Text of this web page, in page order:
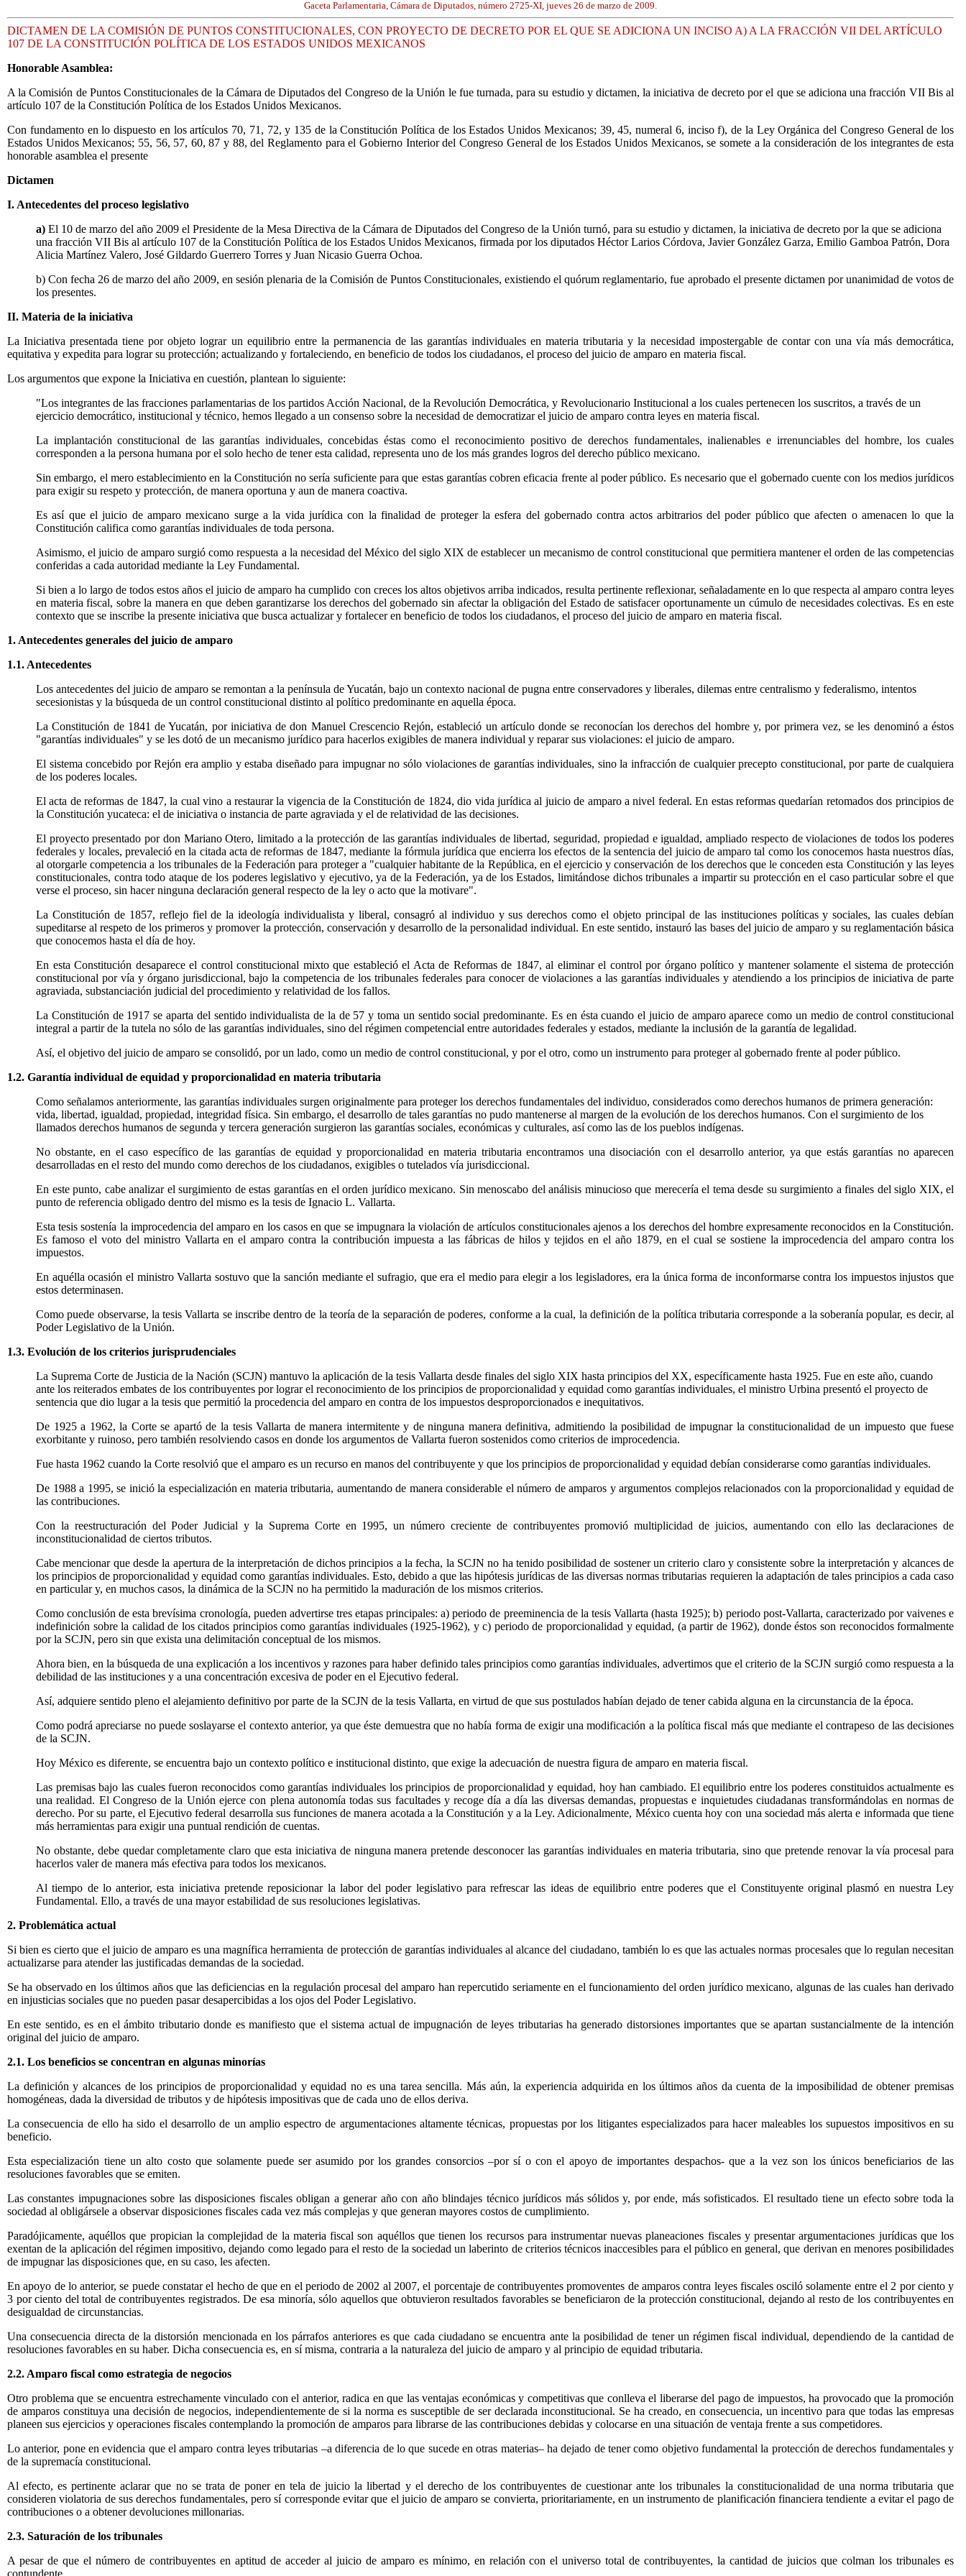
Gaceta Parlamentaria, Cámara de Diputados, número 2725-XI, jueves 26 de marzo de 2009.
DICTAMEN DE LA COMISIÓN DE PUNTOS CONSTITUCIONALES, CON PROYECTO DE DECRETO POR EL QUE SE ADICIONA UN INCISO A) A LA FRACCIÓN VII DEL ARTÍCULO
107 DE LA CONSTITUCIÓN POLÍTICA DE LOS ESTADOS UNIDOS MEXICANOS
Honorable Asamblea:
A la Comisión de Puntos Constitucionales de la Cámara de Diputados del Congreso de la Unión le fue turnada, para su estudio y dictamen, la iniciativa de decreto por el que se adiciona una fracción VII Bis al
artículo 107 de la Constitución Política de los Estados Unidos Mexicanos.
Con fundamento en lo dispuesto en los artículos 70, 71, 72, y 135 de la Constitución Política de los Estados Unidos Mexicanos; 39, 45, numeral 6, inciso f), de la Ley Orgánica del Congreso General de los
Estados Unidos Mexicanos; 55, 56, 57, 60, 87 y 88, del Reglamento para el Gobierno Interior del Congreso General de los Estados Unidos Mexicanos, se somete a la consideración de los integrantes de esta
honorable asamblea el presente
Dictamen
I. Antecedentes del proceso legislativo
a) El 10 de marzo del año 2009 el Presidente de la Mesa Directiva de la Cámara de Diputados del Congreso de la Unión turnó, para su estudio y dictamen, la iniciativa de decreto por la que se adiciona
una fracción VII Bis al artículo 107 de la Constitución Política de los Estados Unidos Mexicanos, firmada por los diputados Héctor Larios Córdova, Javier González Garza, Emilio Gamboa Patrón, Dora
Alicia Martínez Valero, José Gildardo Guerrero Torres y Juan Nicasio Guerra Ochoa.
b) Con fecha 26 de marzo del año 2009, en sesión plenaria de la Comisión de Puntos Constitucionales, existiendo el quórum reglamentario, fue aprobado el presente dictamen por unanimidad de votos de
los presentes.
II. Materia de la iniciativa
La Iniciativa presentada tiene por objeto lograr un equilibrio entre la permanencia de las garantías individuales en materia tributaria y la necesidad impostergable de contar con una vía más democrática,
equitativa y expedita para lograr su protección; actualizando y fortaleciendo, en beneficio de todos los ciudadanos, el proceso del juicio de amparo en materia fiscal.
Los argumentos que expone la Iniciativa en cuestión, plantean lo siguiente:
"Los integrantes de las fracciones parlamentarias de los partidos Acción Nacional, de la Revolución Democrática, y Revolucionario Institucional a los cuales pertenecen los suscritos, a través de un
ejercicio democrático, institucional y técnico, hemos llegado a un consenso sobre la necesidad de democratizar el juicio de amparo contra leyes en materia fiscal.
La implantación constitucional de las garantías individuales, concebidas éstas como el reconocimiento positivo de derechos fundamentales, inalienables e irrenunciables del hombre, los cuales
corresponden a la persona humana por el solo hecho de tener esta calidad, representa uno de los más grandes logros del derecho público mexicano.
Sin embargo, el mero establecimiento en la Constitución no sería suficiente para que estas garantías cobren eficacia frente al poder público. Es necesario que el gobernado cuente con los medios jurídicos
para exigir su respeto y protección, de manera oportuna y aun de manera coactiva.
Es así que el juicio de amparo mexicano surge a la vida jurídica con la finalidad de proteger la esfera del gobernado contra actos arbitrarios del poder público que afecten o amenacen lo que la
Constitución califica como garantías individuales de toda persona.
Asimismo, el juicio de amparo surgió como respuesta a la necesidad del México del siglo XIX de establecer un mecanismo de control constitucional que permitiera mantener el orden de las competencias
conferidas a cada autoridad mediante la Ley Fundamental.
Si bien a lo largo de todos estos años el juicio de amparo ha cumplido con creces los altos objetivos arriba indicados, resulta pertinente reflexionar, señaladamente en lo que respecta al amparo contra leyes
en materia fiscal, sobre la manera en que deben garantizarse los derechos del gobernado sin afectar la obligación del Estado de satisfacer oportunamente un cúmulo de necesidades colectivas. Es en este
contexto que se inscribe la presente iniciativa que busca actualizar y fortalecer en beneficio de todos los ciudadanos, el proceso del juicio de amparo en materia fiscal.
1. Antecedentes generales del juicio de amparo
1.1. Antecedentes
Los antecedentes del juicio de amparo se remontan a la península de Yucatán, bajo un contexto nacional de pugna entre conservadores y liberales, dilemas entre centralismo y federalismo, intentos
secesionistas y la búsqueda de un control constitucional distinto al político predominante en aquella época.
La Constitución de 1841 de Yucatán, por iniciativa de don Manuel Crescencio Rejón, estableció un artículo donde se reconocían los derechos del hombre y, por primera vez, se les denominó a éstos
"garantías individuales" y se les dotó de un mecanismo jurídico para hacerlos exigibles de manera individual y reparar sus violaciones: el juicio de amparo.
El sistema concebido por Rejón era amplio y estaba diseñado para impugnar no sólo violaciones de garantías individuales, sino la infracción de cualquier precepto constitucional, por parte de cualquiera
de los poderes locales.
El acta de reformas de 1847, la cual vino a restaurar la vigencia de la Constitución de 1824, dio vida jurídica al juicio de amparo a nivel federal. En estas reformas quedarían retomados dos principios de
la Constitución yucateca: el de iniciativa o instancia de parte agraviada y el de relatividad de las decisiones.
El proyecto presentado por don Mariano Otero, limitado a la protección de las garantías individuales de libertad, seguridad, propiedad e igualdad, ampliado respecto de violaciones de todos los poderes
federales y locales, prevaleció en la citada acta de reformas de 1847, mediante la fórmula jurídica que encierra los efectos de la sentencia del juicio de amparo tal como los conocemos hasta nuestros días,
al otorgarle competencia a los tribunales de la Federación para proteger a "cualquier habitante de la República, en el ejercicio y conservación de los derechos que le conceden esta Constitución y las leyes
constitucionales, contra todo ataque de los poderes legislativo y ejecutivo, ya de la Federación, ya de los Estados, limitándose dichos tribunales a impartir su protección en el caso particular sobre el que
verse el proceso, sin hacer ninguna declaración general respecto de la ley o acto que la motivare".
La Constitución de 1857, reflejo fiel de la ideología individualista y liberal, consagró al individuo y sus derechos como el objeto principal de las instituciones políticas y sociales, las cuales debían
supeditarse al respeto de los primeros y promover la protección, conservación y desarrollo de la personalidad individual. En este sentido, instauró las bases del juicio de amparo y su reglamentación básica
que conocemos hasta el día de hoy.
En esta Constitución desaparece el control constitucional mixto que estableció el Acta de Reformas de 1847, al eliminar el control por órgano político y mantener solamente el sistema de protección
constitucional por vía y órgano jurisdiccional, bajo la competencia de los tribunales federales para conocer de violaciones a las garantías individuales y atendiendo a los principios de iniciativa de parte
agraviada, substanciación judicial del procedimiento y relatividad de los fallos.
La Constitución de 1917 se aparta del sentido individualista de la de 57 y toma un sentido social predominante. Es en ésta cuando el juicio de amparo aparece como un medio de control constitucional
integral a partir de la tutela no sólo de las garantías individuales, sino del régimen competencial entre autoridades federales y estados, mediante la inclusión de la garantía de legalidad.
Así, el objetivo del juicio de amparo se consolidó, por un lado, como un medio de control constitucional, y por el otro, como un instrumento para proteger al gobernado frente al poder público.
1.2. Garantía individual de equidad y proporcionalidad en materia tributaria
Como señalamos anteriormente, las garantías individuales surgen originalmente para proteger los derechos fundamentales del individuo, considerados como derechos humanos de primera generación:
vida, libertad, igualdad, propiedad, integridad física. Sin embargo, el desarrollo de tales garantías no pudo mantenerse al margen de la evolución de los derechos humanos. Con el surgimiento de los
llamados derechos humanos de segunda y tercera generación surgieron las garantías sociales, económicas y culturales, así como las de los pueblos indígenas.
No obstante, en el caso específico de las garantías de equidad y proporcionalidad en materia tributaria encontramos una disociación con el desarrollo anterior, ya que estás garantías no aparecen
desarrolladas en el resto del mundo como derechos de los ciudadanos, exigibles o tutelados vía jurisdiccional.
En este punto, cabe analizar el surgimiento de estas garantías en el orden jurídico mexicano. Sin menoscabo del análisis minucioso que merecería el tema desde su surgimiento a finales del siglo XIX, el
punto de referencia obligado dentro del mismo es la tesis de Ignacio L. Vallarta.
Esta tesis sostenía la improcedencia del amparo en los casos en que se impugnara la violación de artículos constitucionales ajenos a los derechos del hombre expresamente reconocidos en la Constitución.
Es famoso el voto del ministro Vallarta en el amparo contra la contribución impuesta a las fábricas de hilos y tejidos en el año 1879, en el cual se sostiene la improcedencia del amparo contra los
impuestos.
En aquélla ocasión el ministro Vallarta sostuvo que la sanción mediante el sufragio, que era el medio para elegir a los legisladores, era la única forma de inconformarse contra los impuestos injustos que
estos determinasen.
Como puede observarse, la tesis Vallarta se inscribe dentro de la teoría de la separación de poderes, conforme a la cual, la definición de la política tributaria corresponde a la soberanía popular, es decir, al
Poder Legislativo de la Unión.
1.3. Evolución de los criterios jurisprudenciales
La Suprema Corte de Justicia de la Nación (SCJN) mantuvo la aplicación de la tesis Vallarta desde finales del siglo XIX hasta principios del XX, específicamente hasta 1925. Fue en este año, cuando
ante los reiterados embates de los contribuyentes por lograr el reconocimiento de los principios de proporcionalidad y equidad como garantías individuales, el ministro Urbina presentó el proyecto de
sentencia que dio lugar a la tesis que permitió la procedencia del amparo en contra de los impuestos desproporcionados e inequitativos.
De 1925 a 1962, la Corte se apartó de la tesis Vallarta de manera intermitente y de ninguna manera definitiva, admitiendo la posibilidad de impugnar la constitucionalidad de un impuesto que fuese
exorbitante y ruinoso, pero también resolviendo casos en donde los argumentos de Vallarta fueron sostenidos como criterios de improcedencia.
Fue hasta 1962 cuando la Corte resolvió que el amparo es un recurso en manos del contribuyente y que los principios de proporcionalidad y equidad debían considerarse como garantías individuales.
De 1988 a 1995, se inició la especialización en materia tributaria, aumentando de manera considerable el número de amparos y argumentos complejos relacionados con la proporcionalidad y equidad de
las contribuciones.
Con la reestructuración del Poder Judicial y la Suprema Corte en 1995, un número creciente de contribuyentes promovió multiplicidad de juicios, aumentando con ello las declaraciones de
inconstitucionalidad de ciertos tributos.
Cabe mencionar que desde la apertura de la interpretación de dichos principios a la fecha, la SCJN no ha tenido posibilidad de sostener un criterio claro y consistente sobre la interpretación y alcances de
los principios de proporcionalidad y equidad como garantías individuales. Esto, debido a que las hipótesis jurídicas de las diversas normas tributarias requieren la adaptación de tales principios a cada caso
en particular y, en muchos casos, la dinámica de la SCJN no ha permitido la maduración de los mismos criterios.
Como conclusión de esta brevísima cronología, pueden advertirse tres etapas principales: a) periodo de preeminencia de la tesis Vallarta (hasta 1925); b) periodo post-Vallarta, caracterizado por vaivenes e
indefinición sobre la calidad de los citados principios como garantías individuales (1925-1962), y c) periodo de proporcionalidad y equidad, (a partir de 1962), donde éstos son reconocidos formalmente
por la SCJN, pero sin que exista una delimitación conceptual de los mismos.
Ahora bien, en la búsqueda de una explicación a los incentivos y razones para haber definido tales principios como garantías individuales, advertimos que el criterio de la SCJN surgió como respuesta a la
debilidad de las instituciones y a una concentración excesiva de poder en el Ejecutivo federal.
Así, adquiere sentido pleno el alejamiento definitivo por parte de la SCJN de la tesis Vallarta, en virtud de que sus postulados habían dejado de tener cabida alguna en la circunstancia de la época.
Como podrá apreciarse no puede soslayarse el contexto anterior, ya que éste demuestra que no había forma de exigir una modificación a la política fiscal más que mediante el contrapeso de las decisiones
de la SCJN.
Hoy México es diferente, se encuentra bajo un contexto político e institucional distinto, que exige la adecuación de nuestra figura de amparo en materia fiscal.
Las premisas bajo las cuales fueron reconocidos como garantías individuales los principios de proporcionalidad y equidad, hoy han cambiado. El equilibrio entre los poderes constituidos actualmente es
una realidad. El Congreso de la Unión ejerce con plena autonomía todas sus facultades y recoge día a día las diversas demandas, propuestas e inquietudes ciudadanas transformándolas en normas de
derecho. Por su parte, el Ejecutivo federal desarrolla sus funciones de manera acotada a la Constitución y a la Ley. Adicionalmente, México cuenta hoy con una sociedad más alerta e informada que tiene
más herramientas para exigir una puntual rendición de cuentas.
No obstante, debe quedar completamente claro que esta iniciativa de ninguna manera pretende desconocer las garantías individuales en materia tributaria, sino que pretende renovar la vía procesal para
hacerlos valer de manera más efectiva para todos los mexicanos.
Al tiempo de lo anterior, esta iniciativa pretende reposicionar la labor del poder legislativo para refrescar las ideas de equilibrio entre poderes que el Constituyente original plasmó en nuestra Ley
Fundamental. Ello, a través de una mayor estabilidad de sus resoluciones legislativas.
2. Problemática actual
Si bien es cierto que el juicio de amparo es una magnífica herramienta de protección de garantías individuales al alcance del ciudadano, también lo es que las actuales normas procesales que lo regulan necesitan
actualizarse para atender las justificadas demandas de la sociedad.
Se ha observado en los últimos años que las deficiencias en la regulación procesal del amparo han repercutido seriamente en el funcionamiento del orden jurídico mexicano, algunas de las cuales han derivado
en injusticias sociales que no pueden pasar desapercibidas a los ojos del Poder Legislativo.
En este sentido, es en el ámbito tributario donde es manifiesto que el sistema actual de impugnación de leyes tributarias ha generado distorsiones importantes que se apartan sustancialmente de la intención
original del juicio de amparo.
2.1. Los beneficios se concentran en algunas minorías
La definición y alcances de los principios de proporcionalidad y equidad no es una tarea sencilla. Más aún, la experiencia adquirida en los últimos años da cuenta de la imposibilidad de obtener premisas
homogéneas, dada la diversidad de tributos y de hipótesis impositivas que de cada uno de ellos deriva.
La consecuencia de ello ha sido el desarrollo de un amplio espectro de argumentaciones altamente técnicas, propuestas por los litigantes especializados para hacer maleables los supuestos impositivos en su
beneficio.
Esta especialización tiene un alto costo que solamente puede ser asumido por los grandes consorcios –por sí o con el apoyo de importantes despachos- que a la vez son los únicos beneficiarios de las
resoluciones favorables que se emiten.
Las constantes impugnaciones sobre las disposiciones fiscales obligan a generar año con año blindajes técnico jurídicos más sólidos y, por ende, más sofisticados. El resultado tiene un efecto sobre toda la
sociedad al obligársele a observar disposiciones fiscales cada vez más complejas y que generan mayores costos de cumplimiento.
Paradójicamente, aquéllos que propician la complejidad de la materia fiscal son aquéllos que tienen los recursos para instrumentar nuevas planeaciones fiscales y presentar argumentaciones jurídicas que los
exentan de la aplicación del régimen impositivo, dejando como legado para el resto de la sociedad un laberinto de criterios técnicos inaccesibles para el público en general, que derivan en menores posibilidades
de impugnar las disposiciones que, en su caso, les afecten.
En apoyo de lo anterior, se puede constatar el hecho de que en el periodo de 2002 al 2007, el porcentaje de contribuyentes promoventes de amparos contra leyes fiscales osciló solamente entre el 2 por ciento y
3 por ciento del total de contribuyentes registrados. De esa minoría, sólo aquellos que obtuvieron resultados favorables se beneficiaron de la protección constitucional, dejando al resto de los contribuyentes en
desigualdad de circunstancias.
Una consecuencia directa de la distorsión mencionada en los párrafos anteriores es que cada ciudadano se encuentra ante la posibilidad de tener un régimen fiscal individual, dependiendo de la cantidad de
resoluciones favorables en su haber. Dicha consecuencia es, en sí misma, contraria a la naturaleza del juicio de amparo y al principio de equidad tributaria.
2.2. Amparo fiscal como estrategia de negocios
Otro problema que se encuentra estrechamente vinculado con el anterior, radica en que las ventajas económicas y competitivas que conlleva el liberarse del pago de impuestos, ha provocado que la promoción
de amparos constituya una decisión de negocios, independientemente de si la norma es susceptible de ser declarada inconstitucional. Se ha creado, en consecuencia, un incentivo para que todas las empresas
planeen sus ejercicios y operaciones fiscales contemplando la promoción de amparos para librarse de las contribuciones debidas y colocarse en una situación de ventaja frente a sus competidores.
Lo anterior, pone en evidencia que el amparo contra leyes tributarias –a diferencia de lo que sucede en otras materias– ha dejado de tener como objetivo fundamental la protección de derechos fundamentales y
de la supremacía constitucional.
Al efecto, es pertinente aclarar que no se trata de poner en tela de juicio la libertad y el derecho de los contribuyentes de cuestionar ante los tribunales la constitucionalidad de una norma tributaria que
consideren violatoria de sus derechos fundamentales, pero sí corresponde evitar que el juicio de amparo se convierta, prioritariamente, en un instrumento de planificación financiera tendiente a evitar el pago de
contribuciones o a obtener devoluciones millonarias.
2.3. Saturación de los tribunales
A pesar de que el número de contribuyentes en aptitud de acceder al juicio de amparo es mínimo, en relación con el universo total de contribuyentes, la cantidad de juicios que colman los tribunales es
contundente.